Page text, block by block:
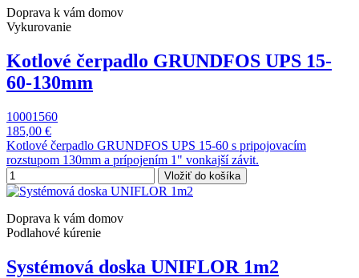
Doprava k vám domov
Vykurovanie
Kotlové čerpadlo GRUNDFOS UPS 15-
60-130mm
10001560
185,00 €
Kotlové čerpadlo GRUNDFOS UPS 15-60 s pripojovacím
rozstupom 130mm a prípojením 1" vonkajší závit.
Vložiť do košíka
Doprava k vám domov
Podlahové kúrenie
Systémová doska UNIFLOR 1m2